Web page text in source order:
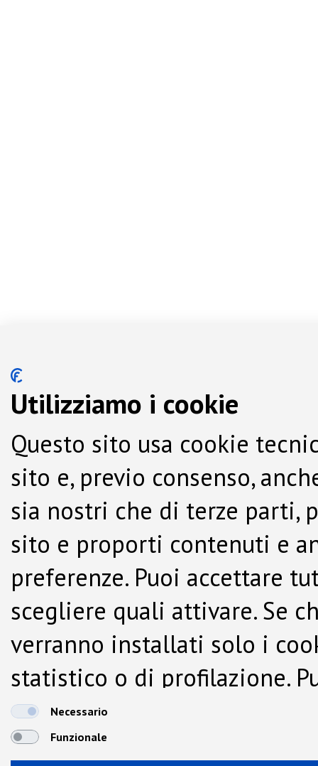
Utilizziamo i cookie
Questo sito usa cookie
sito e, previo consenso,
sia nostri che di terze parti,
sito e proporti contenuti e
preferenze. Puoi accettare
scegliere quali attivare. Se
verranno installati solo i
statistico o di profilazione.
dalla Cookie Policy.
Necessario
Funzionale